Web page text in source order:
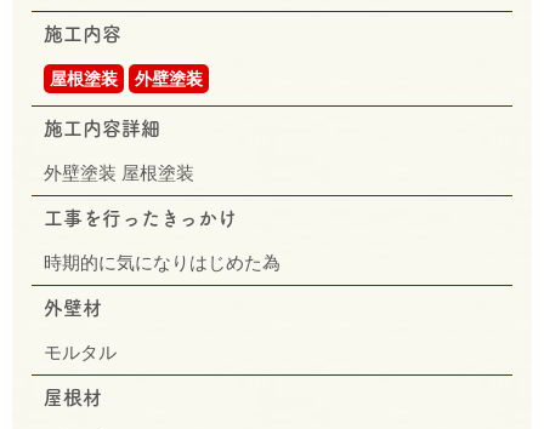
施工内容
屋根塗装 外壁塗装
施工内容詳細
外壁塗装 屋根塗装
工事を行ったきっかけ
時期的に気になりはじめた為
外壁材
モルタル
屋根材